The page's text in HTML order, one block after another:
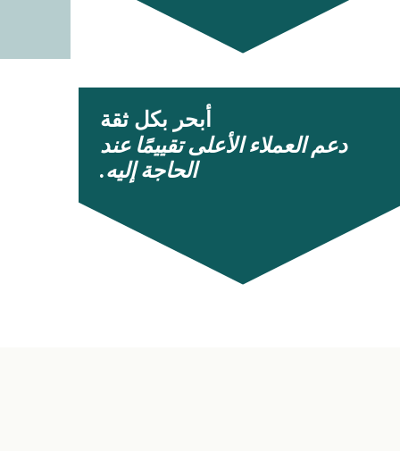
أبحر بكل ثقة
دعم العملاء الأعلى تقييمًا عند
الحاجة إليه.